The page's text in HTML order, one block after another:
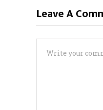
Leave A